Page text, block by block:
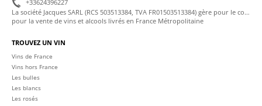
+33624396227
La société Jacques SARL (RCS 503513384, TVA FR01503513384) gère pour le compte de La Cave des Sommeliers les transactions bancaires et la facturation
pour la vente de vins et alcools livrés en France Métropolitaine
TROUVEZ UN VIN
Vins de France
Vins hors France
Les bulles
Les blancs
Les rosés